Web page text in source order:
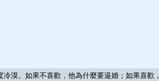
。如果不喜歡，他為什麼要逼婚；如果喜歡